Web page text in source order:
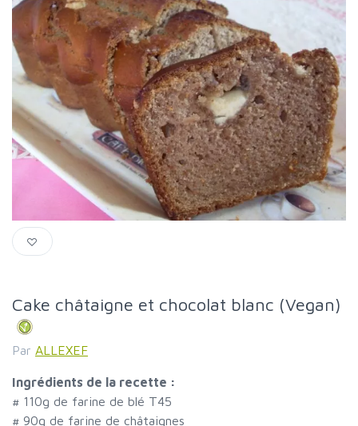
Cake châtaigne et chocolat blanc (Vegan)
Par ALLEXEF
Ingrédients de la recette :
# 110g de farine de blé T45
# 90g de farine de châtaignes